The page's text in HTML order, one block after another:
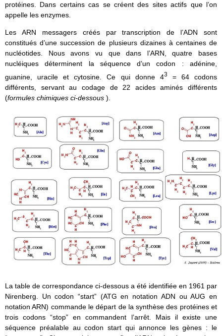
protéines. Dans certains cas se créent des sites actifs que l’on
appelle les enzymes.
Les ARN messagers créés par transcription de l’ADN sont
constitués d’une succession de plusieurs dizaines à centaines de
nucléotides. Nous avons vu que dans l’ARN, quatre bases
nucléiques déterminent la séquence d’un codon : adénine,
guanine, uracile et cytosine. Ce qui donne 43= 64 codons
différents, servant au codage de 22 acides aminés différents
(formules chimiques ci-dessous ).
La table de correspondance ci-dessous a été identifiée en 1961 par
Nirenberg. Un codon “start” (ATG en notation ADN ou AUG en
notation ARN) commande le départ de la synthèse des protéines et
trois codons “stop” en commandent l’arrêt. Mais il existe une
séquence préalable au codon start qui annonce les gènes : le